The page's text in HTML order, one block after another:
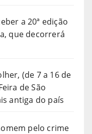
a 20ª edição
que decorrerá
(de 7 a 16 de
de São
antiga do país
pelo crime